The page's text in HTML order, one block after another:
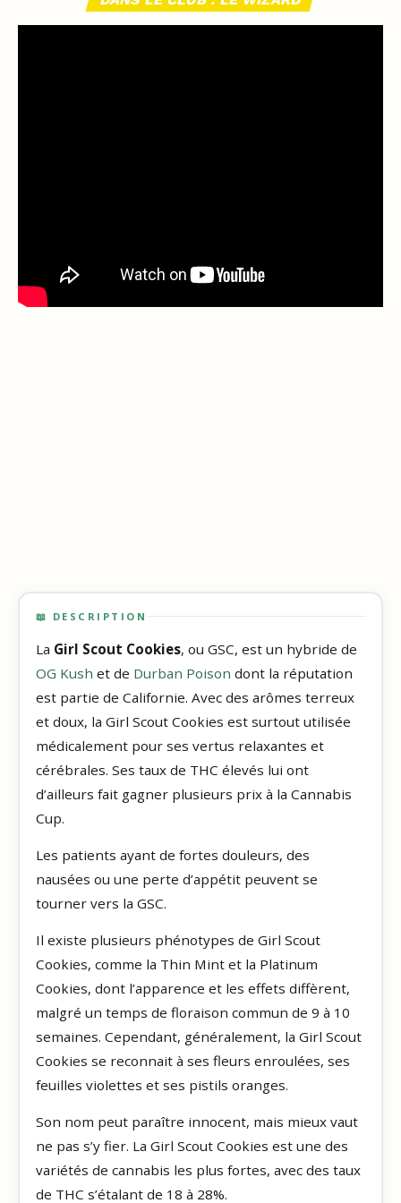
📖 DESCRIPTION
La Girl Scout Cookies, ou GSC, est un hybride de
OG Kush et de Durban Poison dont la réputation
est partie de Californie. Avec des arômes terreux
et doux, la Girl Scout Cookies est surtout utilisée
médicalement pour ses vertus relaxantes et
cérébrales. Ses taux de THC élevés lui ont
d’ailleurs fait gagner plusieurs prix à la Cannabis
Cup.
Les patients ayant de fortes douleurs, des
nausées ou une perte d’appétit peuvent se
tourner vers la GSC.
Il existe plusieurs phénotypes de Girl Scout
Cookies, comme la Thin Mint et la Platinum
Cookies, dont l’apparence et les effets diffèrent,
malgré un temps de floraison commun de 9 à 10
semaines. Cependant, généralement, la Girl Scout
Cookies se reconnait à ses fleurs enroulées, ses
feuilles violettes et ses pistils oranges.
Son nom peut paraître innocent, mais mieux vaut
ne pas s’y fier. La Girl Scout Cookies est une des
variétés de cannabis les plus fortes, avec des taux
de THC s’étalant de 18 à 28%.